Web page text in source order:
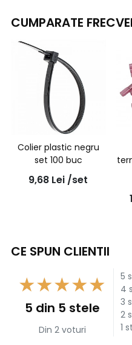
CUMPARATE
Colier plastic negru
set 100 buc
9,68 Lei /set
CE SPUN CLIENTII
5 din 5 stele
Din 2 voturi
5
4
3
2
1